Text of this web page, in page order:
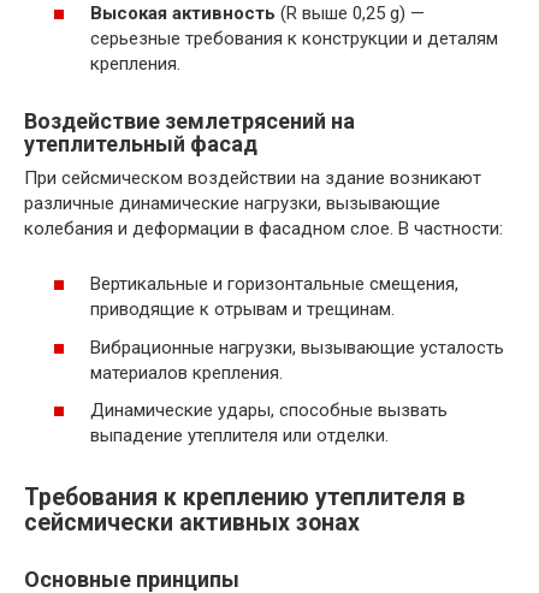
Высокая активность (R выше 0,25 g) —
серьезные требования к конструкции и деталям
крепления.
Воздействие землетрясений на
утеплительный фасад
При сейсмическом воздействии на здание возникают
различные динамические нагрузки, вызывающие
колебания и деформации в фасадном слое. В частности:
Вертикальные и горизонтальные смещения,
приводящие к отрывам и трещинам.
Вибрационные нагрузки, вызывающие усталость
материалов крепления.
Динамические удары, способные вызвать
выпадение утеплителя или отделки.
Требования к креплению утеплителя в
сейсмически активных зонах
Основные принципы